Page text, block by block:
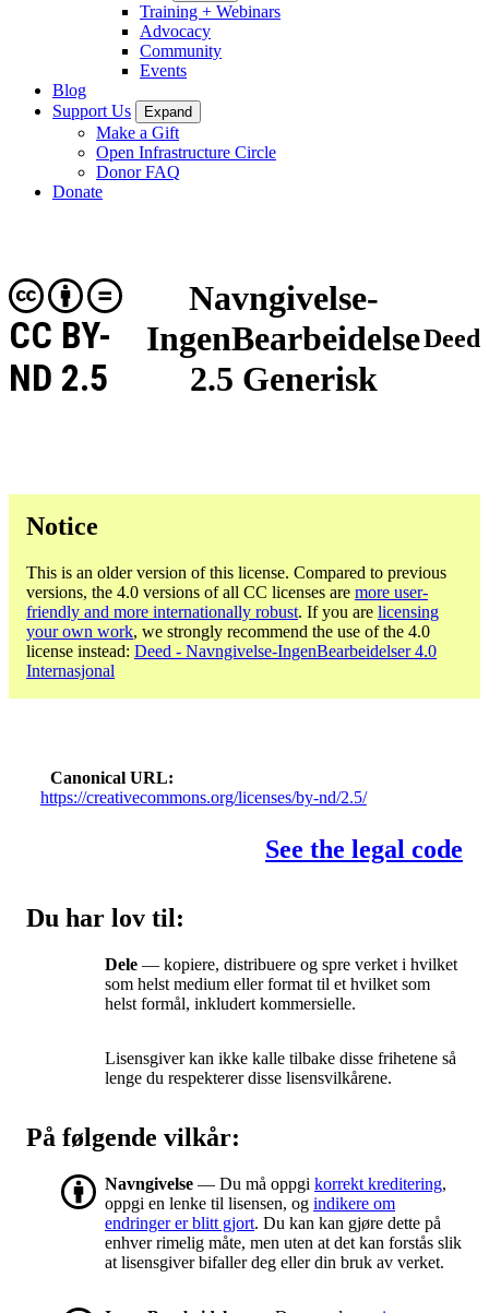
Training + Webinars
Advocacy
Community
Events
Blog
Support Us
Expand
Make a Gift
Open Infrastructure Circle
Donor FAQ
Donate
Navngivelse-
IngenBearbeidelse
2.5 Generisk
CC BY-
ND 2.5
Deed
Notice
This is an older version of this license. Compared to previous
versions, the 4.0 versions of all CC licenses are more user-
friendly and more internationally robust. If you are licensing
your own work, we strongly recommend the use of the 4.0
license instead: Deed - Navngivelse-IngenBearbeidelser 4.0
Internasjonal
Canonical URL
https://creativecommons.org/licenses/by-nd/2.5/
See the legal code
Du har lov til:
Dele — kopiere, distribuere og spre verket i hvilket
som helst medium eller format til et hvilket som
helst formål, inkludert kommersielle.
Lisensgiver kan ikke kalle tilbake disse frihetene så
lenge du respekterer disse lisensvilkårene.
På følgende vilkår:
Navngivelse — Du må oppgi korrekt kreditering,
oppgi en lenke til lisensen, og indikere om
endringer er blitt gjort. Du kan kan gjøre dette på
enhver rimelig måte, men uten at det kan forstås slik
at lisensgiver bifaller deg eller din bruk av verket.